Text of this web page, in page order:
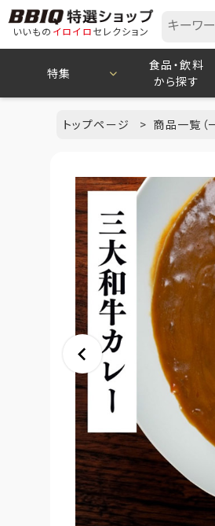
いいもの イロイロセレクション
特集
食品・飲料
から探す
トップページ 商品一覧（